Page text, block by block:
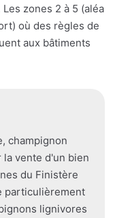
zones 2 à 5 (aléa
où des règles de
aux bâtiments
champignon
vente d'un bien
du Finistère
particulièrement
lignivores